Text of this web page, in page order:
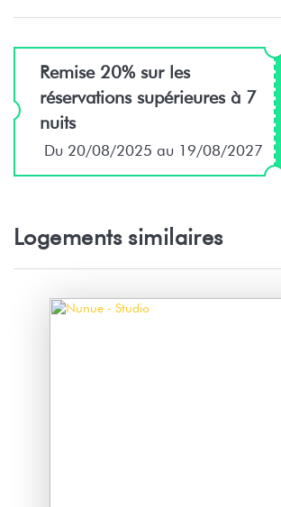
Remise 20% sur les
réservations supérieures à 7
nuits
Du 20/08/2025 au 19/08/2027
Logements similaires